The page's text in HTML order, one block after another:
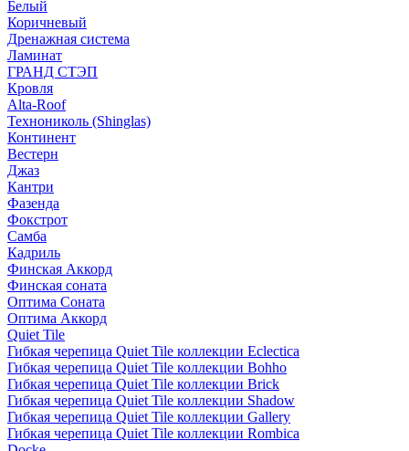
Белый
Коричневый
Дренажная система
Ламинат
ГРАНД СТЭП
Кровля
Alta-Roof
Технониколь (Shinglas)
Континент
Вестерн
Джаз
Кантри
Фазенда
Фокстрот
Самба
Кадриль
Финская Аккорд
Финская соната
Оптима Соната
Оптима Аккорд
Quiet Tile
Гибкая черепица Quiet Tile коллекции Eclectica
Гибкая черепица Quiet Tile коллекции Bohho
Гибкая черепица Quiet Tile коллекции Brick
Гибкая черепица Quiet Tile коллекции Shadow
Гибкая черепица Quiet Tile коллекции Gallery
Гибкая черепица Quiet Tile коллекции Rombica